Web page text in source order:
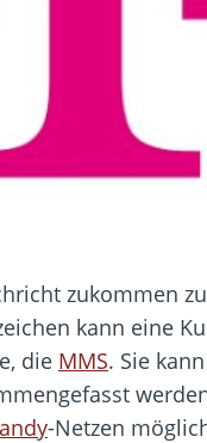
zukommen
kann eine
die MMS. Sie
-Netzen